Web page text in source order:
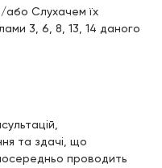
або Слухачем їх
3, 6, 8, 13, 14 даного
та здачі, що
проводить